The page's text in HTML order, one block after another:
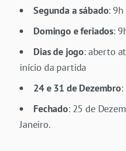
Segunda a sábado:
Domingo e feriados:
Dias de jogo: aberto
início da partida
24 e 31 de Dezembro
Fechado: 25 de
Janeiro.